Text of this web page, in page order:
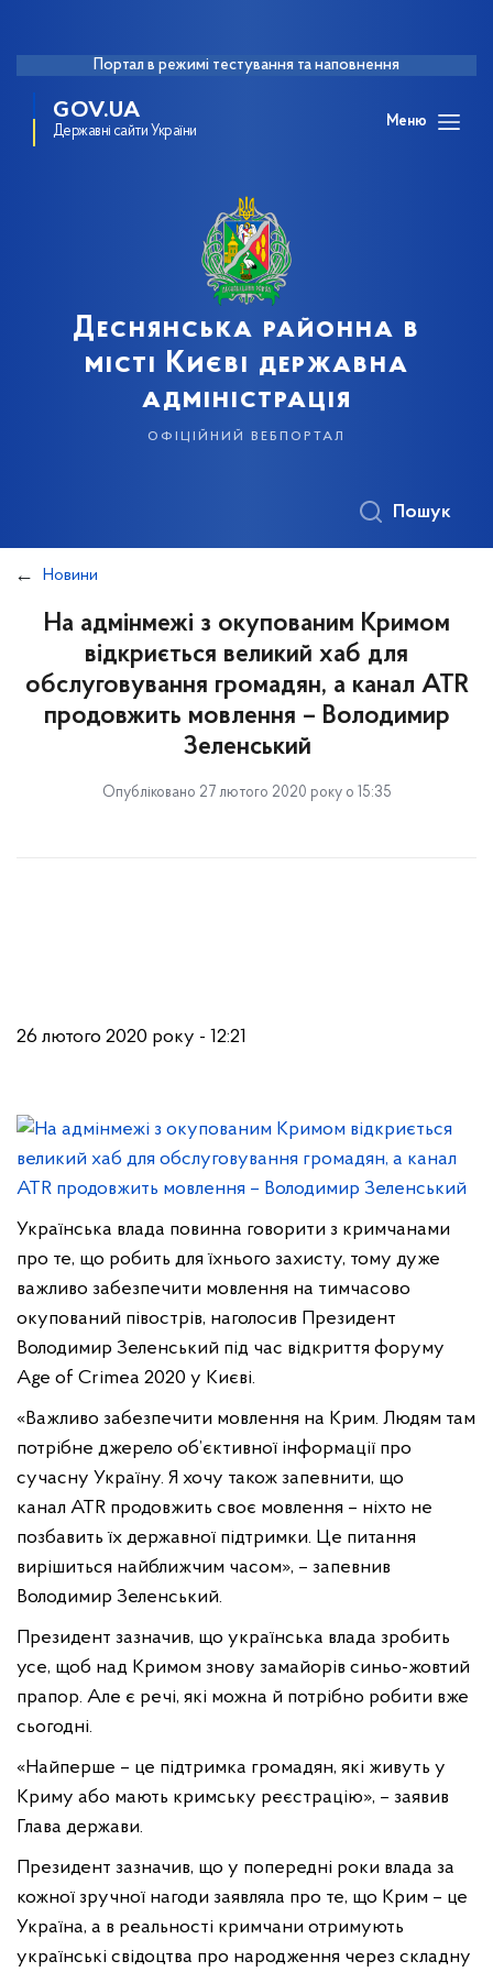
Портал в режимі тестування та наповнення
GOV.UA
Державні сайти України
Меню
Деснянська районна в
місті Києві державна
адміністрація
офіційний вебпортал
Пошук
Новини
На адмінмежі з окупованим Кримом
відкриється великий хаб для
обслуговування громадян, а канал ATR
продовжить мовлення – Володимир
Зеленський
Опубліковано 27 лютого 2020 року о 15:35
26 лютого 2020 року - 12:21
Українська влада повинна говорити з кримчанами
про те, що робить для їхнього захисту, тому дуже
важливо забезпечити мовлення на тимчасово
окупований півострів, наголосив Президент
Володимир Зеленський під час відкриття форуму
Age of Crimea 2020 у Києві.
«Важливо забезпечити мовлення на Крим. Людям там
потрібне джерело об’єктивної інформації про
сучасну Україну. Я хочу також запевнити, що
канал ATR продовжить своє мовлення – ніхто не
позбавить їх державної підтримки. Це питання
вирішиться найближчим часом», – запевнив
Володимир Зеленський.
Президент зазначив, що українська влада зробить
усе, щоб над Кримом знову замайорів синьо-жовтий
прапор. Але є речі, які можна й потрібно робити вже
сьогодні.
«Найперше – це підтримка громадян, які живуть у
Криму або мають кримську реєстрацію», – заявив
Глава держави.
Президент зазначив, що у попередні роки влада за
кожної зручної нагоди заявляла про те, що Крим – це
Україна, а в реальності кримчани отримують
українські свідоцтва про народження через складну